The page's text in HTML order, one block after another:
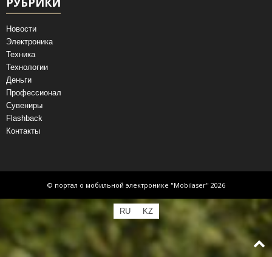
Новости
Электроника
Техника
Технологии
Деньги
Профессионал
Сувениры
Flashback
Контакты
© портал о мобильной электронике "Mobilaser" 2026
RU KZ